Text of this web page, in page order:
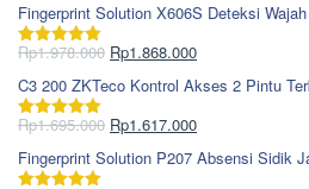
Fingerprint Solution X606S Deteksi
Dinilai5.00
Rp1.978.000 Harga
aslinya
adalah:
Rp1.978.000.
Rp1.868.000Harga
saat
ini
adalah:
C3 200 ZKTeco Kontrol Akses 2 Pintu
Dinilai5.00
Rp1.695.000 Harga
aslinya
adalah:
Rp1.617.000Harga
saat
ini
Fingerprint Solution P207 Absensi Sidik